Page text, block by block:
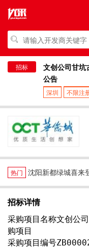
招标
文创公司甘坑
公告
深圳 不限注
热门 沈阳新都绿城喜来
招标详情
采购项目名称文创公
购项目
采购项目编号